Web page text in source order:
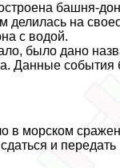
башня-
на
с водой.
было дано
Данные
морском
и